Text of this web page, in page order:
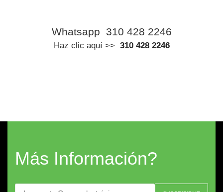
Whatsapp 310 428 2246
Haz clic aquí >> 310 428 2246
Más Información?